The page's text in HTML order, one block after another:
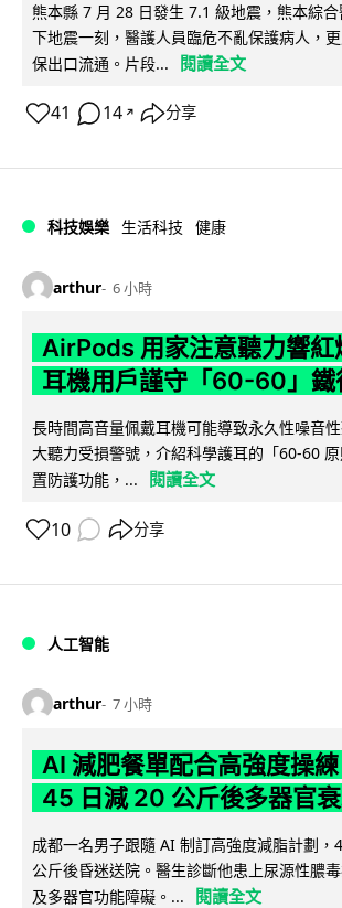
熊本縣 7 月 28 日發生 7.1 級地震，熊本綜
下地震一刻，醫護人員臨危不亂保護病人，
保出口流通。片段...
閱讀全文
41 14 ↗ 分享
科技娛樂 生活科技 健康
arthur 6 小時
AirPods 用家注意聽力響紅
耳機用戶謹守「60-60」鐵
長時間高音量佩戴耳機可能導致永久性噪音
大聽力受損警號，介紹科學護耳的「60-60
置防護功能，...
閱讀全文
10 分享
人工智能
arthur 7 小時
AI 減肥餐單配合高強度操
45 日減 20 公斤後多器官
成都一名男子跟隨 AI 制訂高強度減脂計劃，
公斤後昏迷送院。醫生診斷他患上尿源性膿
及多器官功能障礙。...
閱讀全文